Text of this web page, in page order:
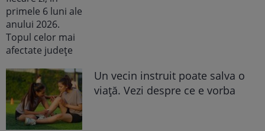
Un vecin instruit poate salva o
viață. Vezi despre ce e vorba